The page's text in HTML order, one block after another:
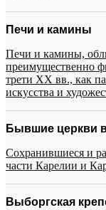
Печи и камины
Печи и камины,
преимущественно
трети XX вв., как
искусства и
Бывшие церкви
Сохранившиеся и
части Карелии и
Выборгская